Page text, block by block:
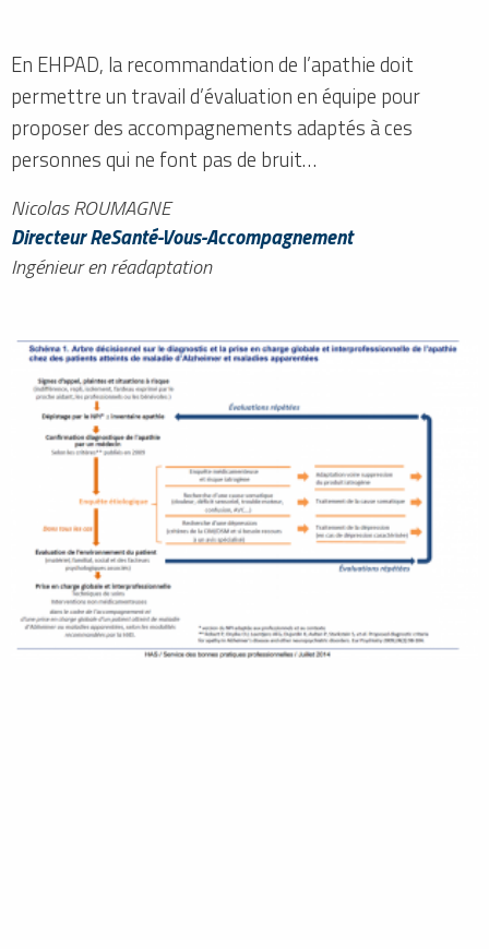
En EHPAD, la recommandation de l’apathie doit
permettre un travail d’évaluation en équipe pour
proposer des accompagnements adaptés à ces
personnes qui ne font pas de bruit…
Nicolas ROUMAGNE
Directeur ReSanté-Vous-Accompagnement
Ingénieur en réadaptation